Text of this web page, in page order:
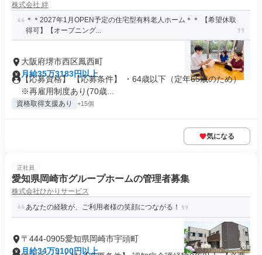
株式会社 絆
＊＊2027年1月OPEN予定の住宅型有料老人ホーム＊＊ 【希望休取
得可】【オープニング...
大阪府堺市西区鳳西町
月給35万3183円以上
【応募資格】 【応募条件】 ・64歳以下（定年65歳のため）
※再雇用制度あり(70歳...
資格取得支援あり +15個
気になる
正社員
愛知県岡崎市グループホームの管理者募集
株式会社ひかりサービス
あなたの経験が、ご利用者様の笑顔につながる！
〒444-0905愛知県岡崎市宇頭町
月給34万9100円以上